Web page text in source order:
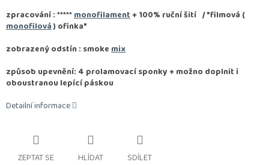
zpracování :*****monofilament+ 100% ruční šití / "filmová (
monofilová) ofinka"
zobrazený odstín : smokemix
způsob upevnění: 4 prolamovací sponky + možno doplnit i
oboustranou lepící páskou
Detailní informace
ZEPTAT SE HLÍDAT SDÍLET